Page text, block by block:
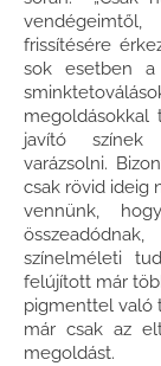
frissítésére
sok esetben
megoldásokkal
javító színek
varázsolni.
csak rövid ideig
vennünk,
színelméleti
felújított már
pigmenttel való
már csak az
megoldást.